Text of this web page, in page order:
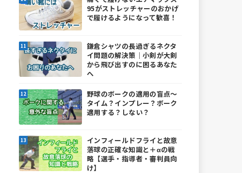
95がストレッチャーのおかげ
で履けるようになって歓喜！
鎌倉シャツの長過ぎるネクタ
イ問題の解決策｜小剣が大剣
から飛び出すのに困るあなた
へ
野球のボークの適用の盲点～
タイム？インプレー？ボーク
適用する？しない？
インフィールドフライと故意
落球の正確な知識と＋αの戦
略【選手・指導者・審判員向
け】